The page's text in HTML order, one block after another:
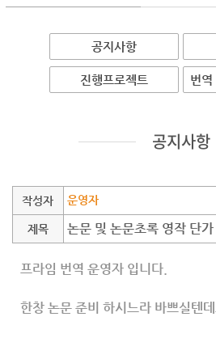
공지사항
진행프로젝트 번역
공지사항
작성자 운영자
제목 논문 및 논문초록 영작 단가
프라임 번역 운영자 입니다.
한창 논문 준비 하시느라 바쁘실텐데